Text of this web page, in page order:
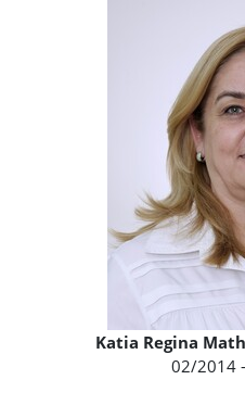
Katia Regina
02/2014